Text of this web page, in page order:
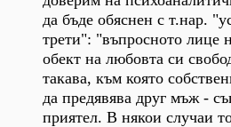
да бъде обяснен с т.нар.
трети": "въпросното лице
обект на любовта си
такава, към която
да предявява друг мъж -
приятел. В някои случаи